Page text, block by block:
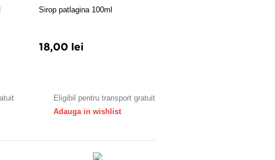
Sirop patlagina 100ml
18,00 lei
Eligibil pentru transport gratuit
Adauga in wishlist